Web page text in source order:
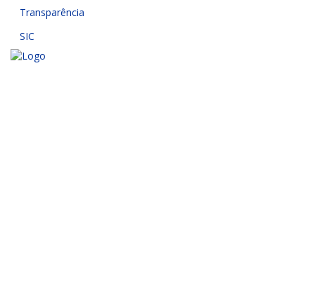
Transparência
SIC